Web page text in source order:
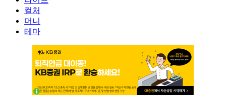
컬처
머니
테마